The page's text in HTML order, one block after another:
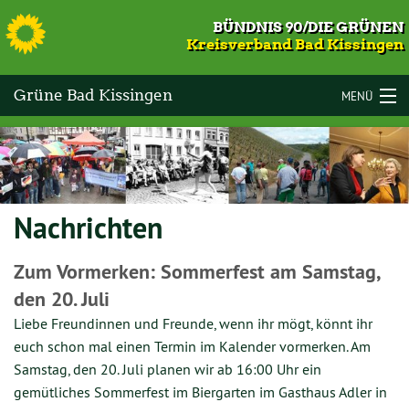
S
BÜNDNIS 90/DIE GRÜNEN
Kreisverband Bad Kissingen
Grüne Bad Kissingen MENÜ
LANDKREIS BAD KISSINGEN
VOR ORT
KOMMUNALWAHLEN 2026
MITMACHEN
GESCHICHTE
Nachrichten
Zum Vormerken: Sommerfest am Samstag,
den 20. Juli
Liebe Freundinnen und Freunde, wenn ihr mögt, könnt ihr
euch schon mal einen Termin im Kalender vormerken. Am
Samstag, den 20. Juli planen wir ab 16:00 Uhr ein
gemütliches Sommerfest im Biergarten im Gasthaus Adler in